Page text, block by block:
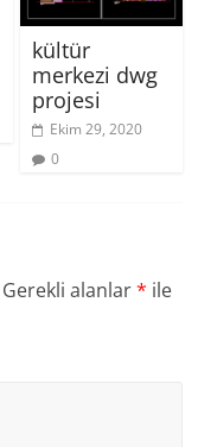
kültür
merkezi dwg
projesi
Ekim 29, 2020
0
Gerekli alanlar* ile